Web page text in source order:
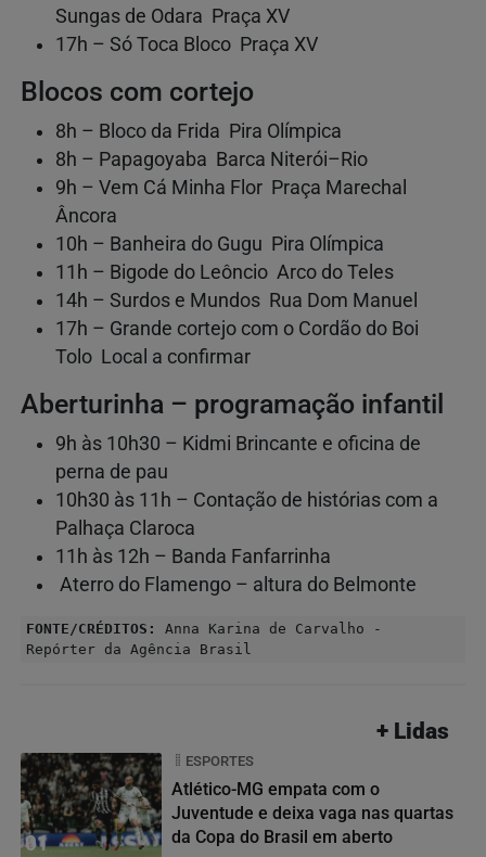
Sungas de Odara Praça XV
17h – Só Toca Bloco Praça XV
Blocos com cortejo
8h – Bloco da Frida Pira Olímpica
8h – Papagoyaba Barca Niterói–Rio
9h – Vem Cá Minha Flor Praça Marechal
Âncora
10h – Banheira do Gugu Pira Olímpica
11h – Bigode do Leôncio Arco do Teles
14h – Surdos e Mundos Rua Dom Manuel
17h – Grande cortejo com o Cordão do Boi
Tolo Local a confirmar
Aberturinha – programação infantil
9h às 10h30 – Kidmi Brincante e oficina de
perna de pau
10h30 às 11h – Contação de histórias com a
Palhaça Claroca
11h às 12h – Banda Fanfarrinha
Aterro do Flamengo – altura do Belmonte
FONTE/CRÉDITOS:
Anna Karina de Carvalho -
Repórter da Agência Brasil
+ Lidas
01
ESPORTES
Atlético-MG empata com o
Juventude e deixa vaga nas quartas
da Copa do Brasil em aberto